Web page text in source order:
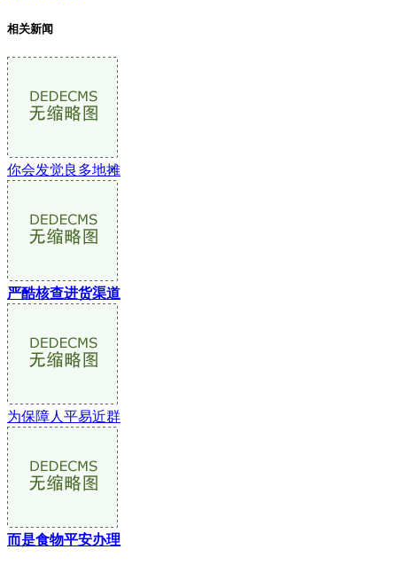
相关新闻
你会发觉良多地摊
严酷核查进货渠道
为保障人平易近群
而是食物平安办理